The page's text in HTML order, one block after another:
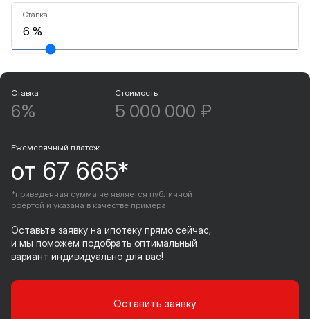
Ставка
Ставка
6%
Стоимость
5 000 000 ₽
Ежемесячный платеж
от 67 665*
*приведенная сумма не является публичной
офертой и указана в качестве примера
Оставьте заявку на ипотеку прямо сейчас,
и мы поможем подобрать оптимальный
вариант индивидуально для вас!
Оставить заявку